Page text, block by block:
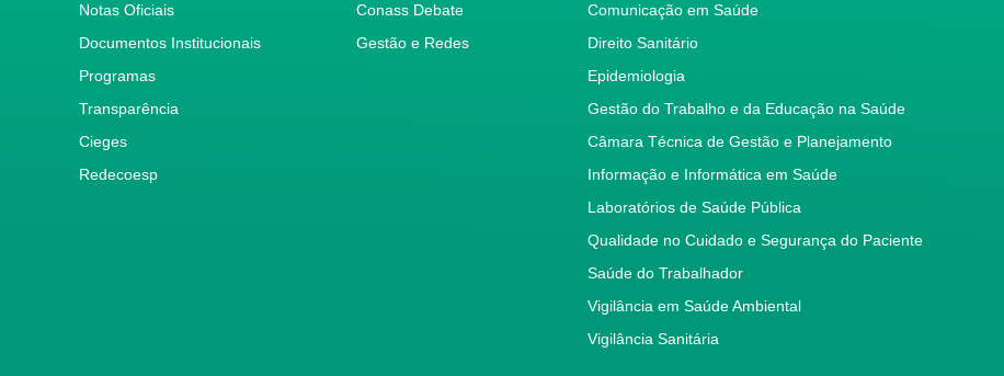
Notas Oficiais
Documentos Institucionais
Programas
Transparência
Cieges
Redecoesp
Conass Debate
Gestão e Redes
Comunicação em Saúde
Direito Sanitário
Epidemiologia
Gestão do Trabalho e da Educação na Saúde
Câmara Técnica de Gestão e Planejamento
Informação e Informática em Saúde
Laboratórios de Saúde Pública
Qualidade no Cuidado e Segurança do Paciente
Saúde do Trabalhador
Vigilância em Saúde Ambiental
Vigilância Sanitária